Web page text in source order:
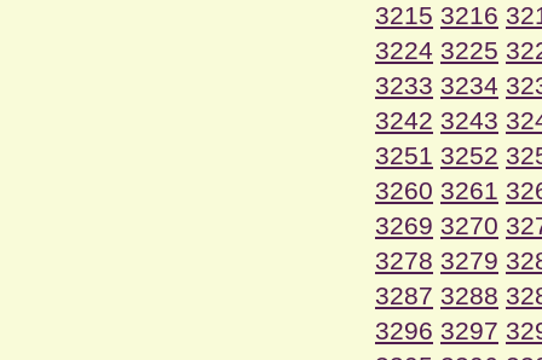
3215 3216
3224 3225
3233 3234
3242 3243
3251 3252
3260 3261
3269 3270
3278 3279
3287 3288
3296 3297